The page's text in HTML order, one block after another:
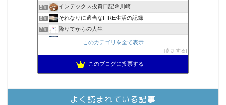
5位 インデックス投資日記＠川崎
6位 それなりに適当なFIRE生活の記録
7位 降りてからの人生
2023年(46歳)FIRE！！！＠20XX年FIRE！！！
スパコンSEが効率的投資で一家セミリタイアするブログ
11位 MBAのインデックス投資日記
庶民的家族がインデックス投資でセミリタイア目指してみた
このカテゴリを全て表示
参加する
このブログに投票する
よく読まれている記事